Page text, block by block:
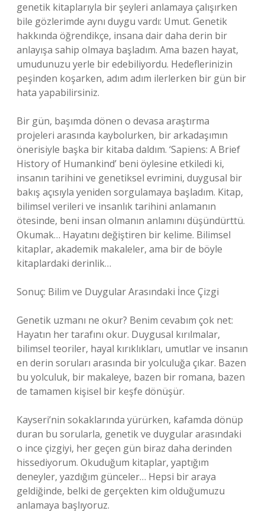
genetik kitaplarıyla bir şeyleri anlamaya çalışırken
bile gözlerimde aynı duygu vardı: Umut. Genetik
hakkında öğrendikçe, insana dair daha derin bir
anlayışa sahip olmaya başladım. Ama bazen hayat,
umudunuzu yerle bir edebiliyordu. Hedeflerinizin
peşinden koşarken, adım adım ilerlerken bir gün bir
hata yapabilirsiniz.
Bir gün, başımda dönen o devasa araştırma
projeleri arasında kaybolurken, bir arkadaşımın
önerisiyle başka bir kitaba daldım. ‘Sapiens: A Brief
History of Humankind’ beni öylesine etkiledi ki,
insanın tarihini ve genetiksel evrimini, duygusal bir
bakış açısıyla yeniden sorgulamaya başladım. Kitap,
bilimsel verileri ve insanlık tarihini anlamanın
ötesinde, beni insan olmanın anlamını düşündürttü.
Okumak… Hayatını değiştiren bir kelime. Bilimsel
kitaplar, akademik makaleler, ama bir de böyle
kitaplardaki derinlik…
Sonuç: Bilim ve Duygular Arasındaki İnce Çizgi
Genetik uzmanı ne okur? Benim cevabım çok net:
Hayatın her tarafını okur. Duygusal kırılmalar,
bilimsel teoriler, hayal kırıklıkları, umutlar ve insanın
en derin soruları arasında bir yolculuğa çıkar. Bazen
bu yolculuk, bir makaleye, bazen bir romana, bazen
de tamamen kişisel bir keşfe dönüşür.
Kayseri’nin sokaklarında yürürken, kafamda dönüp
duran bu sorularla, genetik ve duygular arasındaki
o ince çizgiyi, her geçen gün biraz daha derinden
hissediyorum. Okuduğum kitaplar, yaptığım
deneyler, yazdığım günceler… Hepsi bir araya
geldiğinde, belki de gerçekten kim olduğumuzu
anlamaya başlıyoruz.